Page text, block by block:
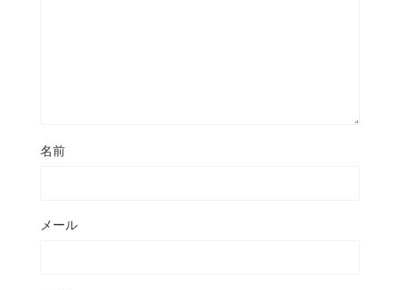
名前
メール